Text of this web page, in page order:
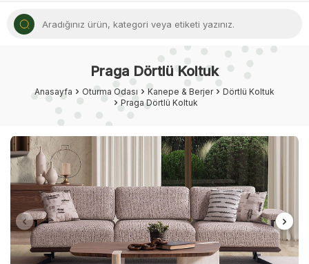
Praga Dörtlü Koltuk
Anasayfa Oturma Odası Kanepe & Berjer
Dörtlü Koltuk
Praga Dörtlü Koltuk